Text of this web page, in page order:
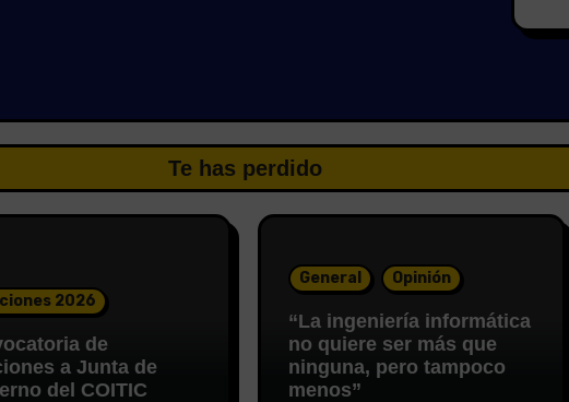
Te has perdido
2026
de
a Junta de
del COITIC
General Opinión
“La ingeniería informática
no quiere ser más que
ninguna, pero tampoco
menos”